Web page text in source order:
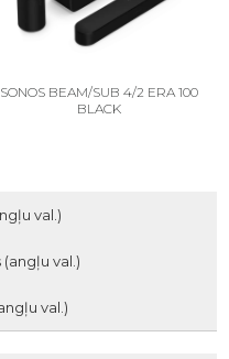
SONOS BEAM/SUB 4/2 ERA 100
BLACK
val.)
(angļu val.)
val.)